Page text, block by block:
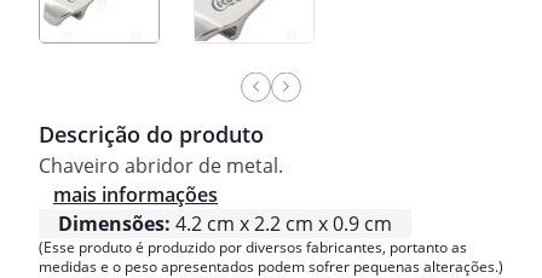
Descrição do produto
Chaveiro abridor de metal.
mais informações
Dimensões: 4.2 cm x 2.2 cm x 0.9 cm
(Esse produto é produzido por diversos fabricantes, portanto as
medidas e o peso apresentados podem sofrer pequenas alterações.)